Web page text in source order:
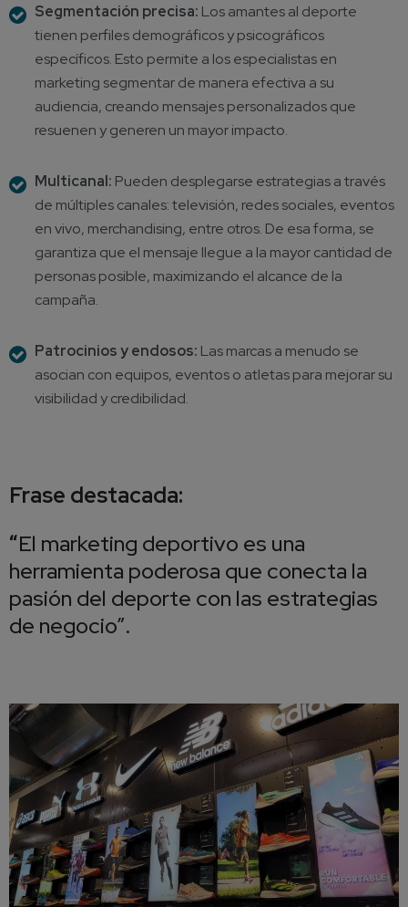
Segmentación precisa: Los amantes al deporte
tienen perfiles demográficos y psicográficos
específicos. Esto permite a los especialistas en
marketing segmentar de manera efectiva a su
audiencia, creando mensajes personalizados que
resuenen y generen un mayor impacto.
Multicanal: Pueden desplegarse estrategias a través
de múltiples canales: televisión, redes sociales, eventos
en vivo, merchandising, entre otros. De esa forma, se
garantiza que el mensaje llegue a la mayor cantidad de
personas posible, maximizando el alcance de la
campaña.
Patrocinios y endosos: Las marcas a menudo se
asocian con equipos, eventos o atletas para mejorar su
visibilidad y credibilidad.
Frase destacada:
“El marketing deportivo es una
herramienta poderosa que conecta la
pasión del deporte con las estrategias
de negocio”.